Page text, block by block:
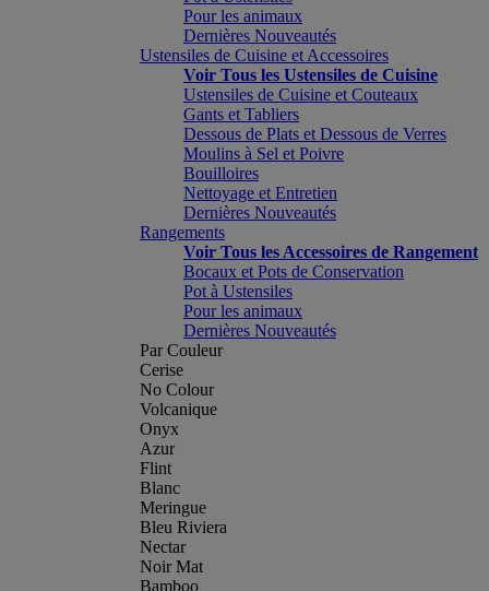
Pour les animaux
Dernières Nouveautés
Ustensiles de Cuisine et Accessoires
Voir Tous les Ustensiles de Cuisine
Ustensiles de Cuisine et Couteaux
Gants et Tabliers
Dessous de Plats et Dessous de Verres
Moulins à Sel et Poivre
Bouilloires
Nettoyage et Entretien
Dernières Nouveautés
Rangements
Voir Tous les Accessoires de Rangement
Bocaux et Pots de Conservation
Pot à Ustensiles
Pour les animaux
Dernières Nouveautés
Par Couleur
Cerise
No Colour
Volcanique
Onyx
Azur
Flint
Blanc
Meringue
Bleu Riviera
Nectar
Noir Mat
Bamboo